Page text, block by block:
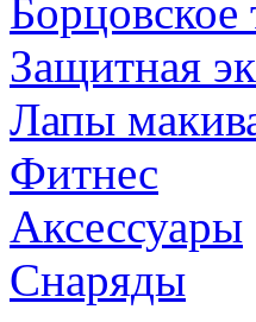
Борцовское
Защитная
Лапы
Фитнес
Аксессуары
Снаряды